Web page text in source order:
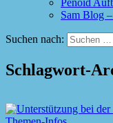
Sam Blog
Suchen nach:
Schlagwort-